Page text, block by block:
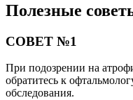
Полезные
СОВЕТ №1
При подозрении на
обратитесь к
обследования.